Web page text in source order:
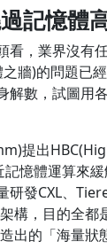
記憶體
看，業界沒有
牆)的問題已
解數，試圖用
提出
憶體運算來
研發CXL、
構，目的全都
出的「海量狀